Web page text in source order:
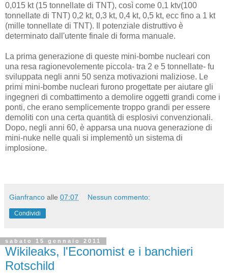
0,015 kt (15 tonnellate di TNT), così come 0,1 ktv(100
tonnellate di TNT) 0,2 kt, 0,3 kt, 0,4 kt, 0,5 kt, ecc fino a 1 kt
(mille tonnellate di TNT). Il potenziale distruttivo è
determinato dall'utente finale di forma manuale.
La prima generazione di queste mini-bombe nucleari con
una resa ragionevolemente piccola- tra 2 e 5 tonnellate- fu
sviluppata negli anni 50 senza motivazioni maliziose. Le
primi mini-bombe nucleari furono progettate per aiutare gli
ingegneri di combattimento a demolire oggetti grandi come i
ponti, che erano semplicemente troppo grandi per essere
demoliti con una certa quantità di esplosivi convenzionali.
Dopo, negli anni 60, è apparsa una nuova generazione di
mini-nuke nelle quali si implementò un sistema di
implosione.
Gianfranco alle 07:07 Nessun commento:
Condividi
sabato 15 gennaio 2011
Wikileaks, l'Economist e i banchieri
Rotschild